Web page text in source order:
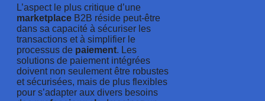
L’aspect le plus critique d’une
marketplace B2B réside peut-être
dans sa capacité à sécuriser les
transactions et à simplifier le
processus de paiement. Les
solutions de paiement intégrées
doivent non seulement être robustes
et sécurisées, mais de plus flexibles
pour s’adapter aux divers besoins